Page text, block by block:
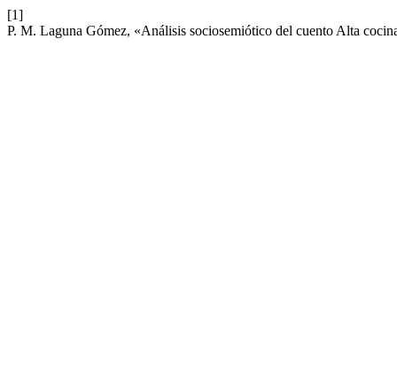
[1]
P. M. Laguna Gómez, «Análisis sociosemiótico del cuento Alta